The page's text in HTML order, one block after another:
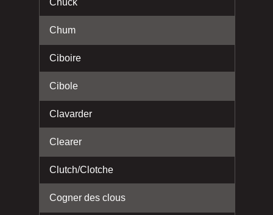
Chuck
Chum
Ciboire
Cibole
Clavarder
Clearer
Clutch/Clotche
Cogner des clous